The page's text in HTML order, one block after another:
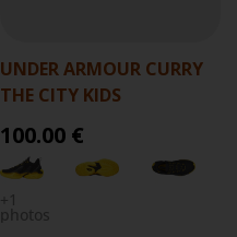
UNDER ARMOUR CURRY
THE CITY KIDS
100.00 €
+1
photos